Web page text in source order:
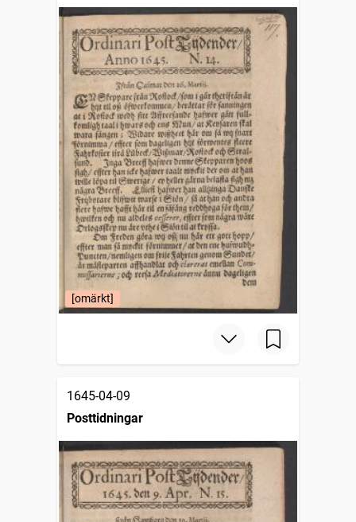
[omärkt]
1645-04-09
Posttidningar